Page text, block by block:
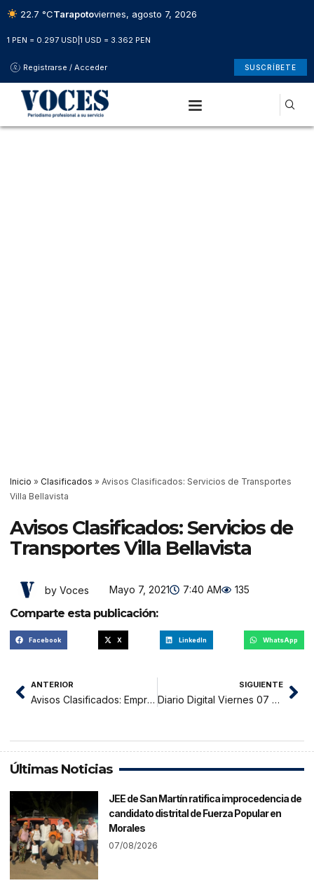
22.7 °CTarapotoviernes, agosto 7, 2026
1 PEN = 0.297 USD 1 USD = 3.362 PEN
Registrarse / Acceder SUSCRÍBETE
Inicio » Clasificados » Avisos Clasificados: Servicios de Transportes
Villa Bellavista
Avisos Clasificados: Servicios de
Transportes Villa Bellavista
by Voces Mayo 7, 2021 7:40 AM 135
Comparte esta publicación:
Facebook X LinkedIn WhatsApp
ANTERIOR
Avisos Clasificados: Empresa de Turismo, Turismo y Yurimaguas
SIGUIENTE
Diario Digital Viernes 07 de Mayo del 2021
Últimas Noticias
JEE de San Martín ratifica improcedencia de
candidato distrital de Fuerza Popular en
Morales
07/08/2026